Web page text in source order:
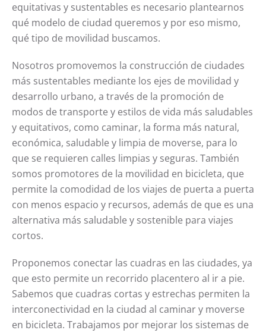
equitativas y sustentables es necesario plantearnos
qué modelo de ciudad queremos y por eso mismo,
qué tipo de movilidad buscamos.
Nosotros promovemos la construcción de ciudades
más sustentables mediante los ejes de movilidad y
desarrollo urbano, a través de la promoción de
modos de transporte y estilos de vida más saludables
y equitativos, como caminar, la forma más natural,
económica, saludable y limpia de moverse, para lo
que se requieren calles limpias y seguras. También
somos promotores de la movilidad en bicicleta, que
permite la comodidad de los viajes de puerta a puerta
con menos espacio y recursos, además de que es una
alternativa más saludable y sostenible para viajes
cortos.
Proponemos conectar las cuadras en las ciudades, ya
que esto permite un recorrido placentero al ir a pie.
Sabemos que cuadras cortas y estrechas permiten la
interconectividad en la ciudad al caminar y moverse
en bicicleta. Trabajamos por mejorar los sistemas de